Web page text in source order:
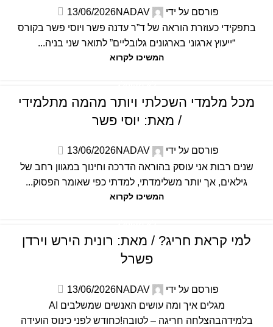
פורסם על ידי NADAV
13/06/2026
בתפקידי כעוזרת הוראה של ד”ר עדנה פשר ויוסי פשר בקורס
“ייעוץ ארגוני בארגונים גלובליים” לתואר שני בניה...
המשיכו לקרוא
מכל מלמדי השכלתי ויותר מהמה מתלמידי
/ מאת: יוסי פשר
פורסם על ידי NADAV
13/06/2026
שנים רבות אני עוסק בהוראה הדרכה וחינוך במגוון רחב של
גילאים, אך יותר משלימדתי, למדתי כפי שאומר הפסוק...
המשיכו לקרוא
למי קראת חריג? / מאת: רונית הירש וירדן
פשרל
פורסם על ידי NADAV
13/06/2026
מגלים איך ומה עושים האנשים שמשלבים AI
בלמידהבהצלחה חריגה – לטובה!כחודש לפני כינוס הועידה